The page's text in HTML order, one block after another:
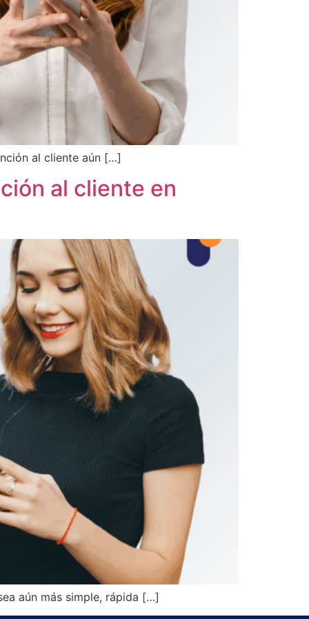
al cliente aún […]
al cliente en
aún más simple, rápida […]